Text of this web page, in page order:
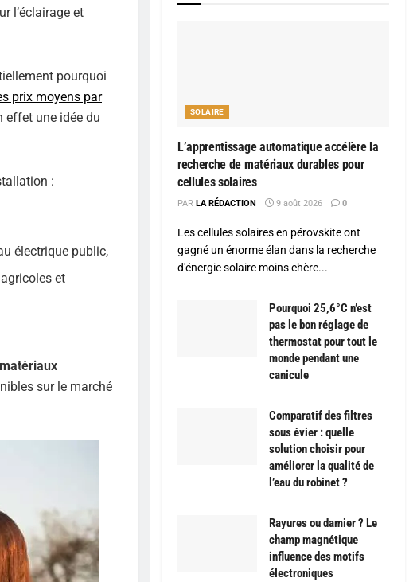
l’éclairage et
pourquoi
prix moyens par
effet une idée du
:
électrique public,
et
matériaux
sur le marché
SOLAIRE
L’apprentissage automatique accélère la
recherche de matériaux durables pour
cellules solaires
PAR LA RÉDACTION 9 août 2026 0
Les cellules solaires en pérovskite ont
gagné un énorme élan dans la recherche
d'énergie solaire moins chère...
Pourquoi 25,6°C n’est
pas le bon réglage de
thermostat pour tout le
monde pendant une
canicule
Comparatif des filtres
sous évier : quelle
solution choisir pour
améliorer la qualité de
l’eau du robinet ?
Rayures ou damier ? Le
champ magnétique
influence des motifs
électroniques